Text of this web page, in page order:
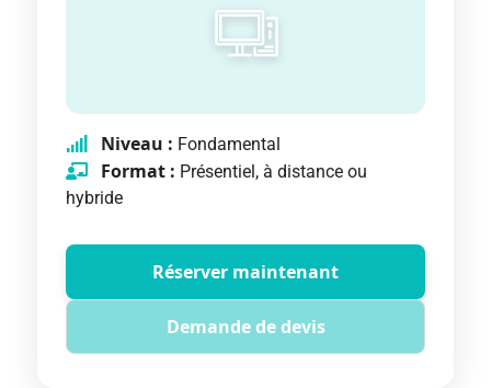
Niveau : Fondamental
Format : Présentiel, à distance ou
hybride
Réserver maintenant
Demande de devis